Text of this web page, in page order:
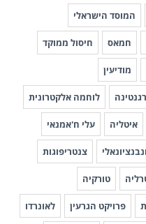
המוסד הישראלי
חמאס חיסול ממוקד
מודיעין
לוחמה אלקטרונית
איטליה עלי ח'אמנאי
צנטריפוגות
טורקיה
פרויקט הגרעין לאונרדו